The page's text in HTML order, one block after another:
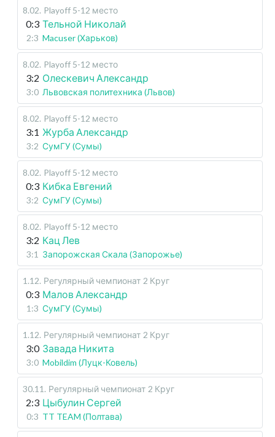
8.02. Playoff 5-12 место
0:3 Тельной Николай
2:3 Macuser (Харьков)
8.02. Playoff 5-12 место
3:2 Олескевич Александр
3:0 Львовская политехника (Львов)
8.02. Playoff 5-12 место
3:1 Журба Александр
3:2 СумГУ (Сумы)
8.02. Playoff 5-12 место
0:3 Кибка Евгений
3:2 СумГУ (Сумы)
8.02. Playoff 5-12 место
3:2 Кац Лев
3:1 Запорожская Скала (Запорожье)
1.12. Регулярный чемпионат 2 Круг
0:3 Малов Александр
1:3 СумГУ (Сумы)
1.12. Регулярный чемпионат 2 Круг
3:0 Завада Никита
3:0 Mobildim (Луцк-Ковель)
30.11 . Регулярный чемпионат 2 Круг
2:3 Цыбулин Сергей
0:3 TT TEAM (Полтава)